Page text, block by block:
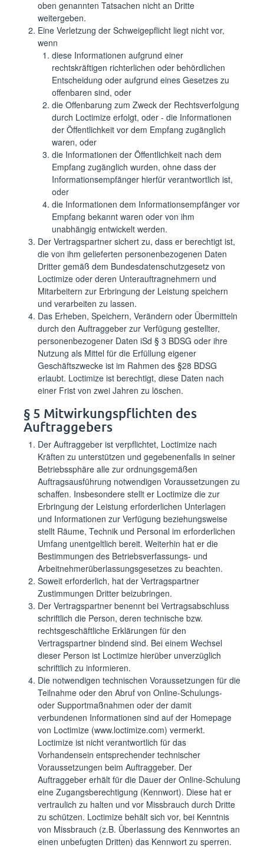
oben genannten Tatsachen nicht an Dritte
weitergeben.
Eine Verletzung der Schweigepflicht liegt nicht vor,
wenn
diese Informationen aufgrund einer
rechtskräftigen richterlichen oder behördlichen
Entscheidung oder aufgrund eines Gesetzes zu
offenbaren sind, oder
die Offenbarung zum Zweck der Rechtsverfolgung
durch Loctimize erfolgt, oder - die Informationen
der Öffentlichkeit vor dem Empfang zugänglich
waren, oder
die Informationen der Öffentlichkeit nach dem
Empfang zugänglich wurden, ohne dass der
Informationsempfänger hierfür verantwortlich ist,
oder
die Informationen dem Informationsempfänger vor
Empfang bekannt waren oder von ihm
unabhängig entwickelt werden.
Der Vertragspartner sichert zu, dass er berechtigt ist,
die von ihm gelieferten personenbezogenen Daten
Dritter gemäß dem Bundesdatenschutzgesetz von
Loctimize oder deren Unterauftragnehmern und
Mitarbeitern zur Erbringung der Leistung speichern
und verarbeiten zu lassen.
Das Erheben, Speichern, Verändern oder Übermitteln
durch den Auftraggeber zur Verfügung gestellter,
personenbezogener Daten iSd § 3 BDSG oder ihre
Nutzung als Mittel für die Erfüllung eigener
Geschäftszwecke ist im Rahmen des §28 BDSG
erlaubt. Loctimize ist berechtigt, diese Daten nach
einer Frist von zwei Jahren zu löschen.
§ 5 Mitwirkungspflichten des
Auftraggebers
Der Auftraggeber ist verpflichtet, Loctimize nach
Kräften zu unterstützen und gegebenenfalls in seiner
Betriebssphäre alle zur ordnungsgemäßen
Auftragsausführung notwendigen Voraussetzungen zu
schaffen. Insbesondere stellt er Loctimize die zur
Erbringung der Leistung erforderlichen Unterlagen
und Informationen zur Verfügung beziehungsweise
stellt Räume, Technik und Personal im erforderlichen
Umfang unentgeltlich bereit. Weiterhin hat er die
Bestimmungen des Betriebsverfassungs- und
Arbeitnehmerüberlassungsgesetzes zu beachten.
Soweit erforderlich, hat der Vertragspartner
Zustimmungen Dritter beizubringen.
Der Vertragspartner benennt bei Vertragsabschluss
schriftlich die Person, deren technische bzw.
rechtsgeschäftliche Erklärungen für den
Vertragspartner bindend sind. Bei einem Wechsel
dieser Person ist Loctimize hierüber unverzüglich
schriftlich zu informieren.
Die notwendigen technischen Voraussetzungen für die
Teilnahme oder den Abruf von Online-Schulungs-
oder Supportmaßnahmen oder der damit
verbundenen Informationen sind auf der Homepage
von Loctimize (www.loctimize.com) vermerkt.
Loctimize ist nicht verantwortlich für das
Vorhandensein entsprechender technischer
Voraussetzungen beim Auftraggeber. Der
Auftraggeber erhält für die Dauer der Online-Schulung
eine Zugangsberechtigung (Kennwort). Diese hat er
vertraulich zu halten und vor Missbrauch durch Dritte
zu schützen. Loctimize behält sich vor, bei Kenntnis
von Missbrauch (z.B. Überlassung des Kennwortes an
einen unbefugten Dritten) das Kennwort zu sperren.